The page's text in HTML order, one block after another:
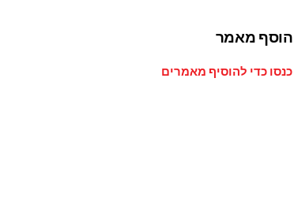
הוסף מאמר
כנסו כדי להוסיף מאמרים